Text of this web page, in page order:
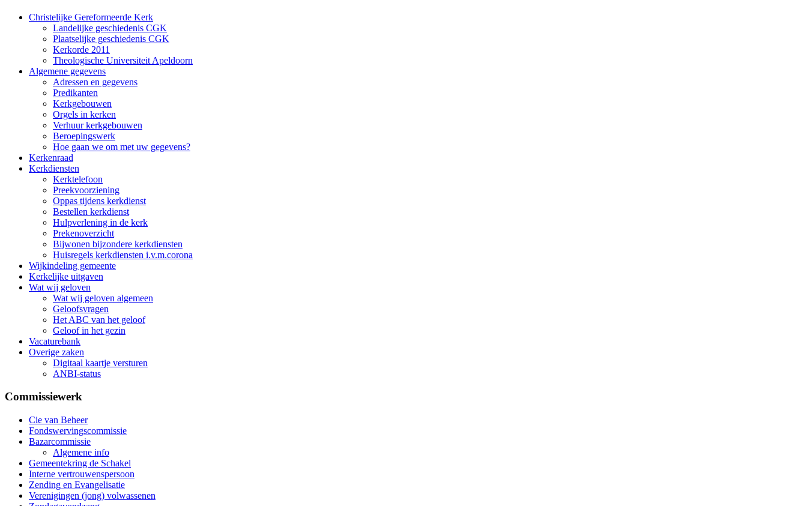
Christelijke Gereformeerde Kerk
Landelijke geschiedenis CGK
Plaatselijke geschiedenis CGK
Kerkorde 2011
Theologische Universiteit Apeldoorn
Algemene gegevens
Adressen en gegevens
Predikanten
Kerkgebouwen
Orgels in kerken
Verhuur kerkgebouwen
Beroepingswerk
Hoe gaan we om met uw gegevens?
Kerkenraad
Kerkdiensten
Kerktelefoon
Preekvoorziening
Oppas tijdens kerkdienst
Bestellen kerkdienst
Hulpverlening in de kerk
Prekenoverzicht
Bijwonen bijzondere kerkdiensten
Huisregels kerkdiensten i.v.m.corona
Wijkindeling gemeente
Kerkelijke uitgaven
Wat wij geloven
Wat wij geloven algemeen
Geloofsvragen
Het ABC van het geloof
Geloof in het gezin
Vacaturebank
Overige zaken
Digitaal kaartje versturen
ANBI-status
Commissiewerk
Cie van Beheer
Fondswervingscommissie
Bazarcommissie
Algemene info
Gemeentekring de Schakel
Interne vertrouwenspersoon
Zending en Evangelisatie
Verenigingen (jong) volwassenen